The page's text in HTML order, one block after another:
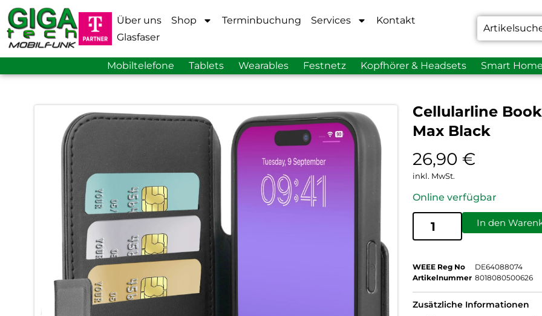
Über uns Shop Terminbuchung Services
Kontakt
Glasfaser
Mobiltelefone Tablets Wearables Festnetz Kopfhörer & Headsets Smart
Cellularline
Max Black
26,90 €
inkl. MwSt.
Online verfügbar
In den
WEEE Reg No
DE64088074
Artikelnummer 8018080500626
Zusätzliche Informationen